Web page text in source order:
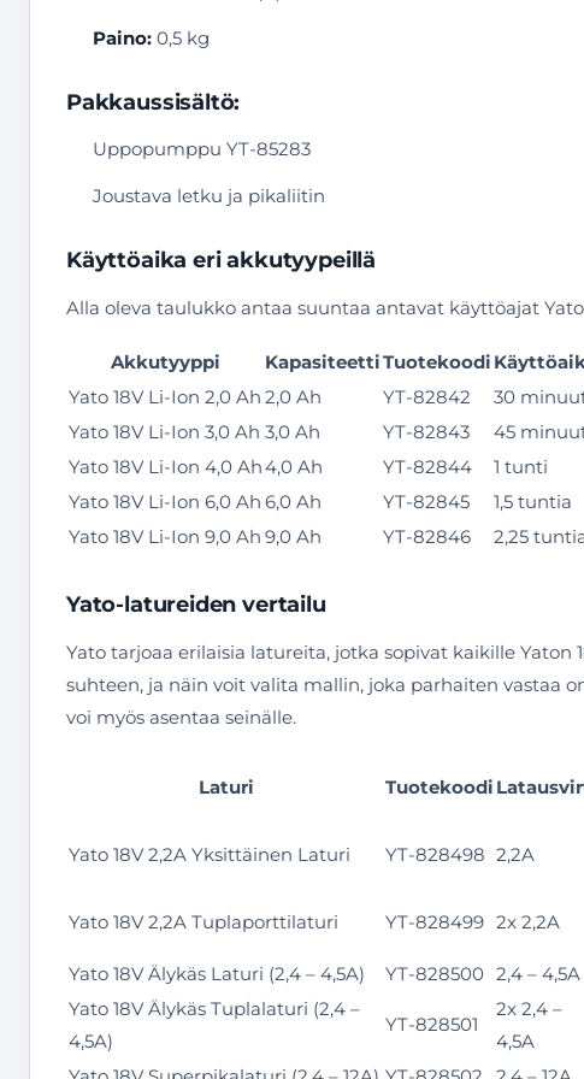
Paino: 0,5 kg
Pakkaussisältö:
Uppopumppu YT-85283
Joustava letku ja pikaliitin
Käyttöaika eri akkutyypeillä
Alla oleva taulukko antaa suuntaa antavat käyttöajat
Akkutyyppi KapasiteettiTuotekoodi
Yato 18V Li-Ion 2,0 Ah 2,0 Ah YT-82842
30
Yato 18V Li-Ion 3,0 Ah 3,0 Ah YT-82843
45
Yato 18V Li-Ion 4,0 Ah4,0 Ah YT-82844
1 tunti
Yato 18V Li-Ion 6,0 Ah 6,0 Ah YT-82845
1,5 tuntia
Yato 18V Li-Ion 9,0 Ah 9,0 Ah YT-82846 2,25
Yato-latureiden vertailu
Yato tarjoaa erilaisia latureita, jotka sopivat kaikille
suhteen, ja näin voit valita mallin, joka parhaiten vastaa
voi myös asentaa seinälle.
Laturi Tuotekoodi
Yato 18V 2,2A Yksittäinen Laturi YT-828498 2,2A
Yato 18V 2,2A Tuplaporttilaturi YT-828499 2x 2,2A
Yato 18V Älykäs Laturi (2,4 – 4,5A)
YT-828500 2,4 – 4,5A
Yato 18V Älykäs Tuplalaturi (2,4 –
4,5A)
YT-828501
2x 2,4 –
4,5A